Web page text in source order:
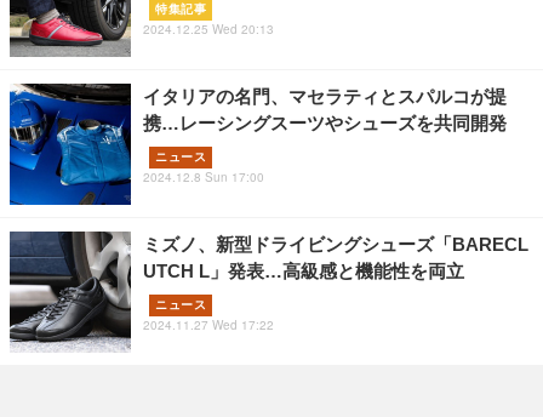
特集記事
2024.12.25 Wed 20:13
イタリアの名門、マセラティとスパルコが提
携…レーシングスーツやシューズを共同開発
ニュース
2024.12.8 Sun 17:00
ミズノ、新型ドライビングシューズ「BARECL
UTCH L」発表…高級感と機能性を両立
ニュース
2024.11.27 Wed 17:22